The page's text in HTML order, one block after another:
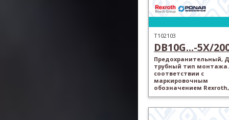
T102103
DB10G...-5X/
Предохранительный,
трубный тип
соответствии с
маркировочным
обозначением